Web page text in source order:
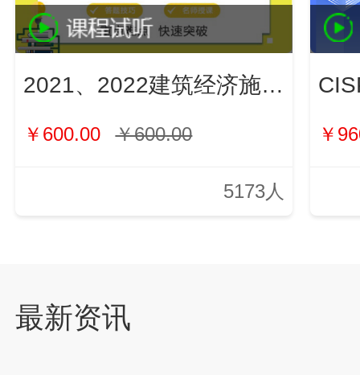
2021、2022建筑经济施工与管理（新）
￥600.00 ￥600.00
5173人
￥
最新资讯